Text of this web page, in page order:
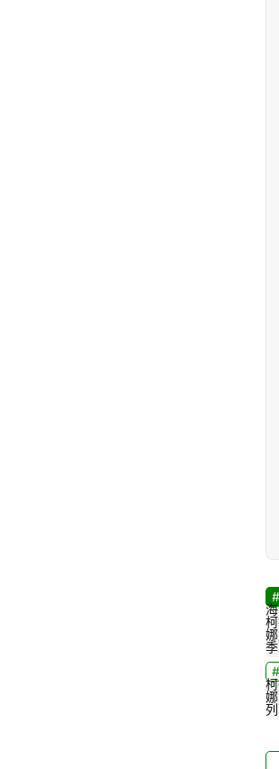
季
列